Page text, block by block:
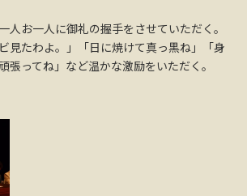
人お一人に御礼の握手をさせていただく。
見たわよ。」「日に焼けて真っ黒ね」「身
張ってね」など温かな激励をいただく。